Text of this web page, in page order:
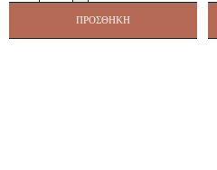
Cecco
ΠΡΟΣΘΉΚΗ